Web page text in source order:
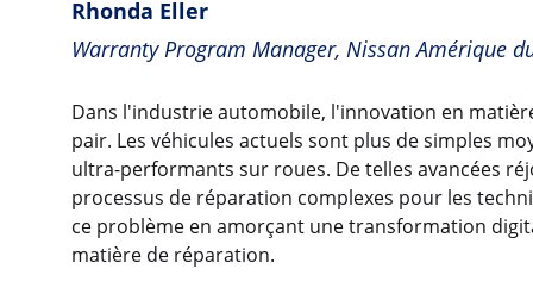
Rhonda Eller
Warranty Program Manager, Nissan Amérique
Dans l'industrie automobile, l'innovation en
pair. Les véhicules actuels sont plus de simples
ultra-performants sur roues. De telles avancées
processus de réparation complexes pour les
ce problème en amorçant une transformation
matière de réparation.